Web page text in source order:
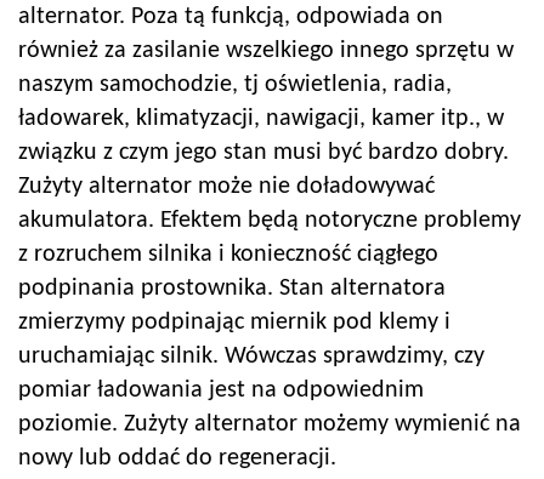
alternator. Poza tą funkcją, odpowiada on
również za zasilanie wszelkiego innego sprzętu w
naszym samochodzie, tj oświetlenia, radia,
ładowarek, klimatyzacji, nawigacji, kamer itp., w
związku z czym jego stan musi być bardzo dobry.
Zużyty alternator może nie doładowywać
akumulatora. Efektem będą notoryczne problemy
z rozruchem silnika i konieczność ciągłego
podpinania prostownika. Stan alternatora
zmierzymy podpinając miernik pod klemy i
uruchamiając silnik. Wówczas sprawdzimy, czy
pomiar ładowania jest na odpowiednim
poziomie. Zużyty alternator możemy wymienić na
nowy lub oddać do regeneracji.